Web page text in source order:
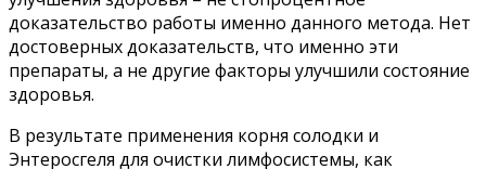
доказательство работы именно данного метода. Нет
достоверных доказательств, что именно эти
препараты, а не другие факторы улучшили состояние
здоровья.
В результате применения корня солодки и
Энтеросгеля для очистки лимфосистемы, как